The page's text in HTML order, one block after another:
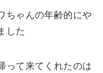
ちゃんの年齢的にや
した
って来てくれたのは